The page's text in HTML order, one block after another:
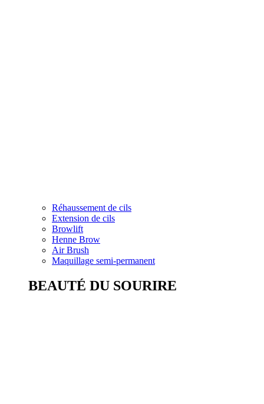
Réhaussement de cils
Extension de cils
Browlift
Henne Brow
Air Brush
Maquillage semi-permanent
BEAUTÉ DU SOURIRE